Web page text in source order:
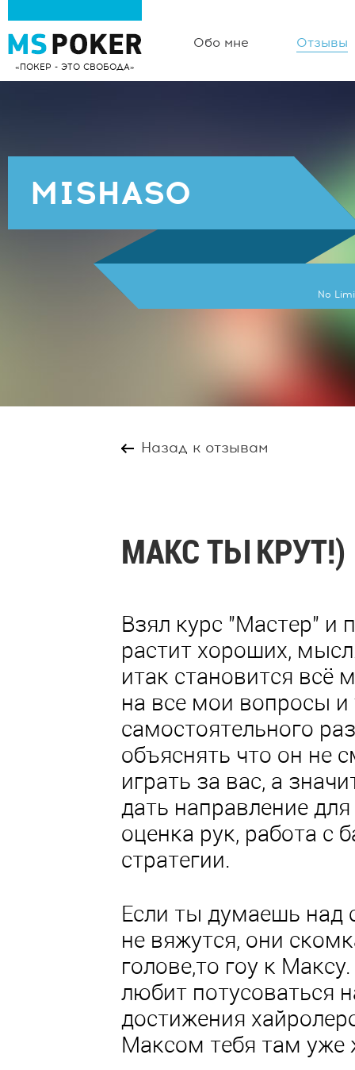
ПОКЕР - ЭТО СВОБОДА
Обо мне Отзывы
MISHASO
No
Назад к отзывам
МАКС ТЫ КРУТ!)
Взял курс "Мастер" и
растит хороших,
итак становится
на все мои вопросы и
самостоятельного
объяснять что он не
играть за вас, а
дать направление
оценка рук, работа с
стратегии.
Если ты думаешь над
не вяжутся, они
голове,то гоу к
любит потусоваться
достижения
Максом тебя там уже